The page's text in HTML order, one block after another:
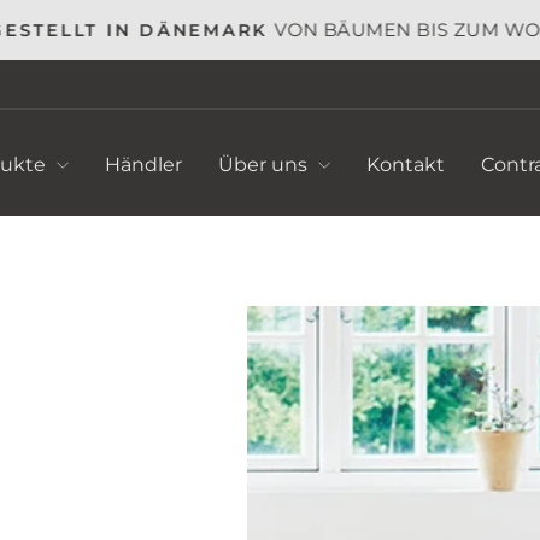
IN DÄNEMARK VON BÄUMEN BIS ZUM
Händler Über uns Kontakt